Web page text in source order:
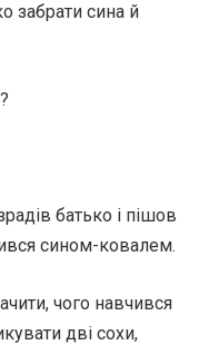
забрати сина й
батько і пішов
сином-ковалем.
чого навчився
дві сохи,